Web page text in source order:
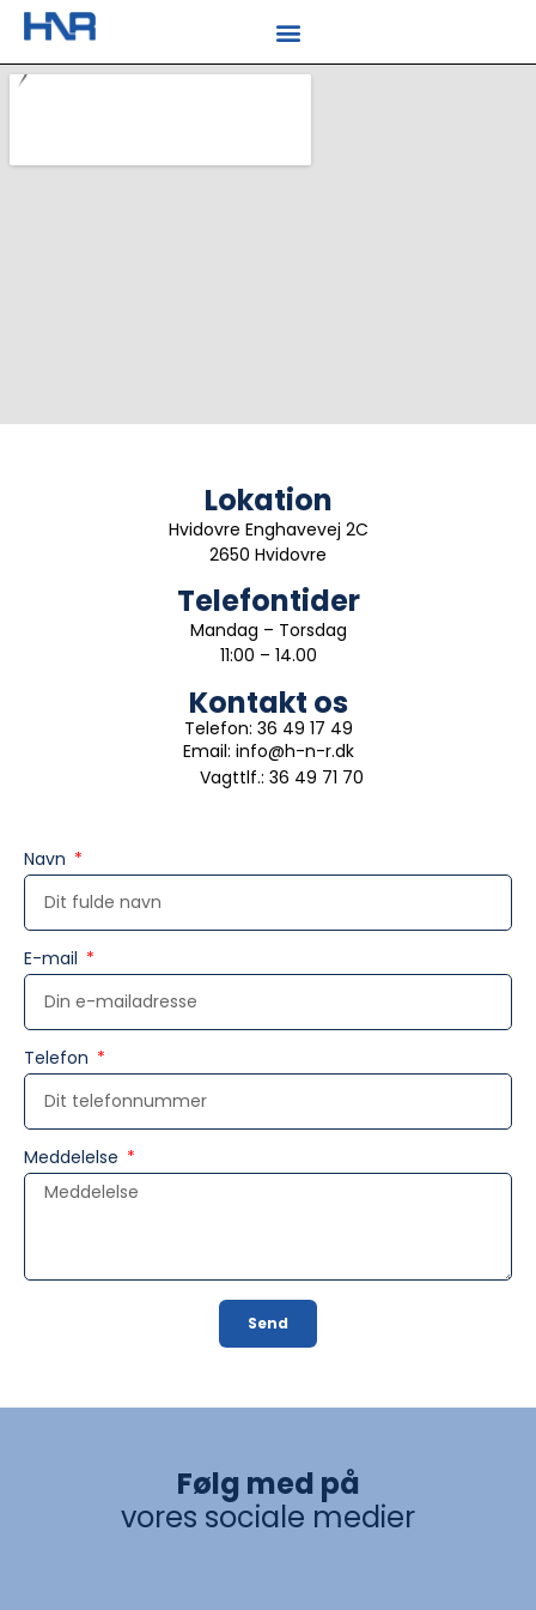
Lokation
Hvidovre Enghavevej 2C
2650 Hvidovre
Telefontider
Mandag – Torsdag
11:00 – 14.00
Kontakt os
Telefon: 36 49 17 49
Email: info@h-n-r.dk
Vagttlf.: 36 49 71 70
Navn
E-mail
Telefon
Meddelelse
Send
Følg med på
vores sociale medier